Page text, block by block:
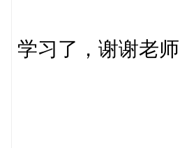
学习了，谢谢老